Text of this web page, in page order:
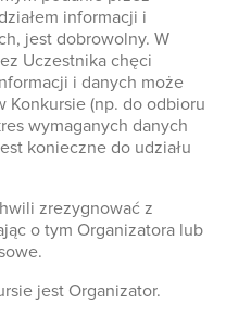
informacji i
jest dobrowolny. W
Uczestnika chęci
i danych może
Konkursie (np. do odbioru
wymaganych danych
konieczne do udziału
zrezygnować z
o tym Organizatora lub
jest Organizator.